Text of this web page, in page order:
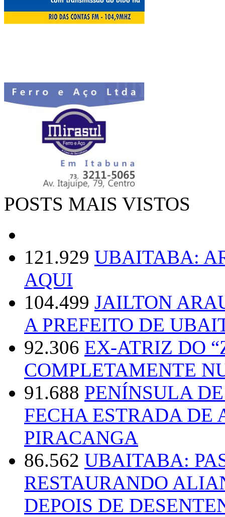
POSTS MAIS VISTOS
121.929 UBAITABA:
AQUI
104.499 JAILTON
A PREFEITO DE
92.306 EX-ATRIZ DO
COMPLETAMENTE
91.688 PENÍNSULA
FECHA ESTRADA DE
PIRACANGA
86.562 UBAITABA:
RESTAURANDO
DEPOIS DE